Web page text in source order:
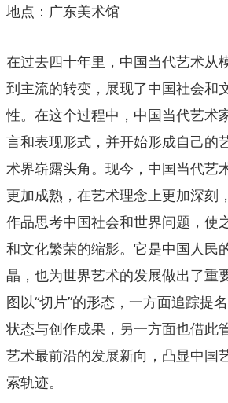
地点：广东美术馆
在过去四十年里，中国当代艺术从
到主流的转变，展现了中国社会和
性。在这个过程中，中国当代艺术
言和表现形式，并开始形成自己的
术界崭露头角。现今，中国当代艺
更加成熟，在艺术理念上更加深刻
作品思考中国社会和世界问题，使
和文化繁荣的缩影。它是中国人民
晶，也为世界艺术的发展做出了重
图以“切片”的形态，一方面追踪提
状态与创作成果，另一方面也借此
艺术最前沿的发展新向，凸显中国
索轨迹。